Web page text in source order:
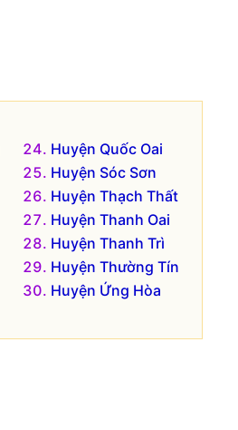
Huyện Quốc Oai
Huyện Sóc Sơn
Huyện Thạch Thất
Huyện Thanh Oai
Huyện Thanh Trì
Huyện Thường Tín
Huyện Ứng Hòa